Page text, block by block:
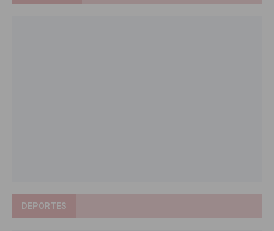
DEPORTES